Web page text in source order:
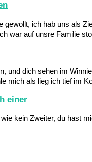
gewollt, ich hab uns als
war auf unsre Familie
und dich sehen im
mich als lieg ich tief im
einer
wie kein Zweiter, du hast